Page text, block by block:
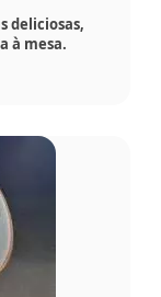
deliciosas,
à mesa.